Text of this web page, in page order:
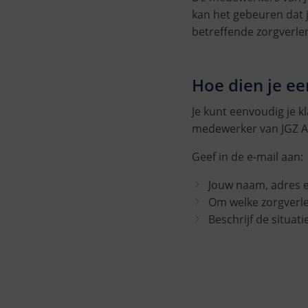
kan het gebeuren
betreffende
Hoe dien je
Je kunt eenvoudig je
medewerker van
Geef in de e-mail aan:
Jouw naam,
Om welke
Beschrijf de